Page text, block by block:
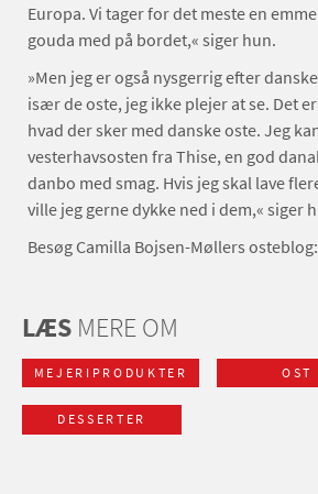
Europa. Vi tager for det meste en
gouda med på bordet,« siger hun.
»Men jeg er også nysgerrig efter
især de oste, jeg ikke plejer at se. Det
hvad der sker med danske oste. Jeg
vesterhavsosten fra Thise, en god
danbo med smag. Hvis jeg skal lave
ville jeg gerne dykke ned i dem,« siger
Besøg Camilla Bojsen-Møllers
LÆS MERE OM
MEJERIPRODUKTER OST
DESSERTER